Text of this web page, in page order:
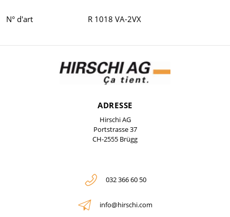
N° d'art R 1018 VA-2VX
ADRESSE
Hirschi AG
Portstrasse 37
CH-2555 Brügg
032 366 60 50
info@hirschi.com